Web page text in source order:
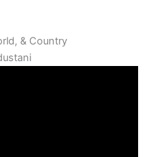
& Country